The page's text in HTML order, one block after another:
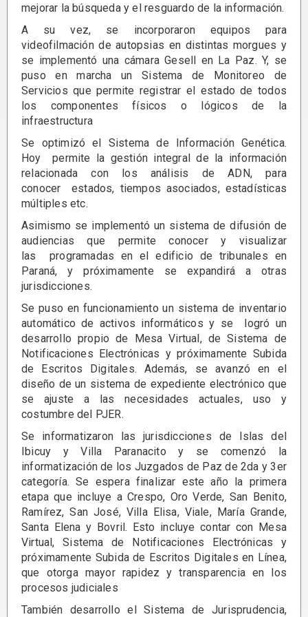
mejorar la búsqueda y el resguardo de la información.
A su vez, se incorporaron equipos para
videofilmación de autopsias en distintas morgues y
se implementó una cámara Gesell en La Paz. Y, se
puso en marcha un Sistema de Monitoreo de
Servicios que permite registrar el estado de todos
los componentes físicos o lógicos de la
infraestructura
Se optimizó el Sistema de Información Genética.
Hoy permite la gestión integral de la información
relacionada con los análisis de ADN, para
conocer estados, tiempos asociados, estadísticas
múltiples etc.
Asimismo se implementó un sistema de difusión de
audiencias que permite conocer y visualizar
las programadas en el edificio de tribunales en
Paraná, y próximamente se expandirá a otras
jurisdicciones.
Se puso en funcionamiento un sistema de inventario
automático de activos informáticos y se logró un
desarrollo propio de Mesa Virtual, de Sistema de
Notificaciones Electrónicas y próximamente Subida
de Escritos Digitales. Además, se avanzó en el
diseño de un sistema de expediente electrónico que
se ajuste a las necesidades actuales, uso y
costumbre del PJER.
Se informatizaron las jurisdicciones de Islas del
Ibicuy y Villa Paranacito y se comenzó la
informatización de los Juzgados de Paz de 2da y 3er
categoría. Se espera finalizar este año la primera
etapa que incluye a Crespo, Oro Verde, San Benito,
Ramírez, San José, Villa Elisa, Viale, María Grande,
Santa Elena y Bovril. Esto incluye contar con Mesa
Virtual, Sistema de Notificaciones Electrónicas y
próximamente Subida de Escritos Digitales en Línea,
que otorga mayor rapidez y transparencia en los
procesos judiciales
También desarrollo el Sistema de Jurisprudencia,